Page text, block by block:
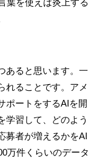
あると思います。一
れることです。アメ
ポートをするAIを開
学習して、どのよう
募者が増えるかをAI
万件くらいのデータ